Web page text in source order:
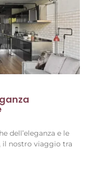
dell’eleganza e le
il nostro viaggio tra